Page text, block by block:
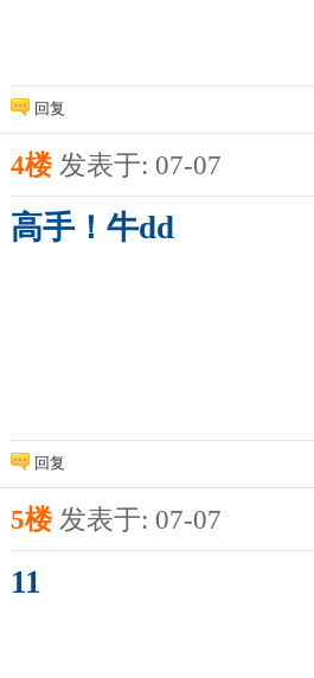
回复
4楼 发表于: 07-07
高手！牛dd
回复
5楼 发表于: 07-07
11